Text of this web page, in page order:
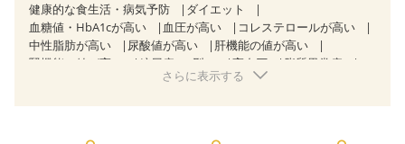
健康的な食生活・病気予防
ダイエット
血糖値・HbA1cが高い
血圧が高い
コレステロールが高い
中性脂肪が高い
尿酸値が高い
肝機能の値が高い
腎機能の値が高い
糖尿病（2型） 高血圧
脂質異常症
狭心症 心筋梗塞
さらに表示する